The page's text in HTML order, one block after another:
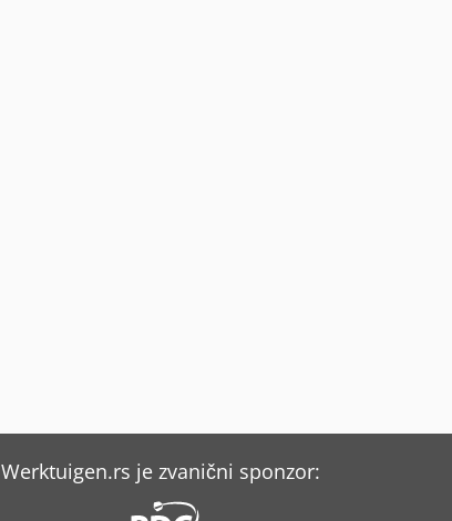
Werktuigen.rs je zvanični sponzor: